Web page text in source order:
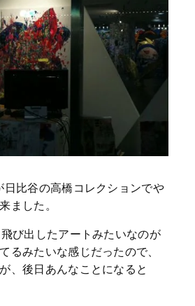
日比谷の高橋コレクションでや
ました。
び出したアートみたいなのが
るみたいな感じだったので、
、後日あんなことになると